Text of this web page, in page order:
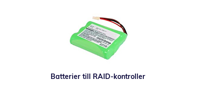
Batterier till RAID-kontroller